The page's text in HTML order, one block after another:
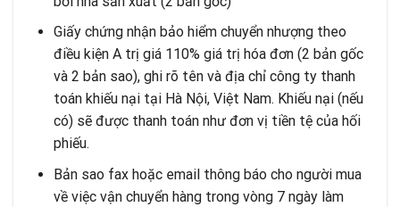
Giấy chứng nhận bảo hiểm chuyển nhượng theo
điều kiện A trị giá 110% giá trị hóa đơn (2 bản gốc
và 2 bản sao), ghi rõ tên và địa chỉ công ty thanh
toán khiếu nại tại Hà Nội, Việt Nam. Khiếu nại (nếu
có) sẽ được thanh toán như đơn vị tiền tệ của hối
phiếu.
Bản sao fax hoặc email thông báo cho người mua
về việc vận chuyển hàng trong vòng 7 ngày làm